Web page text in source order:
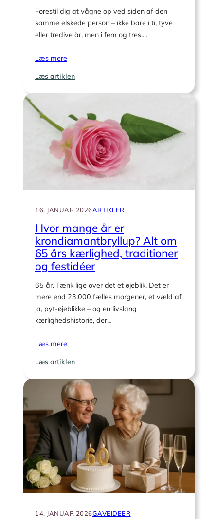
Forestil dig at vågne op ved siden af den
samme elskede person – ikke bare i ti, tyve
eller tredive år, men i fem og tres.…
Læs mere
Læs artiklen:
krondiamantbryllup
om
året?
–
Sandheden
bag
kærlighedshistorier
16. JANUAR 2026ARTIKLER
Hvor mange år er
krondiamantbryllup? Alt om
65 års kærlighed, traditioner
og festidéer
65 år. Tænk lige over det et øjeblik. Det er
mere end 23.000 fælles morgener, et væld af
ja, pyt-øjeblikke – og en livslang
kærlighedshistorie, der…
Læs mere
Læs artiklen:
mange
år
er
krondiamantbryllup?
Alt
om
65
års
kærlighed,
traditioner
og
14. JANUAR 2026GAVEIDEER